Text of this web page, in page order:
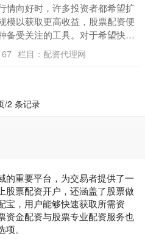
情向好时，许多投资者都希望扩
模以获取更高收益，股票配资便
备受关注的工具。对于希望快速
交易的投资者而言，清晰了解配
程至关重....
67 栏目： 配资代理网
/2 条记录
的重要平台，为交易者提供了一
股票配资开户，还涵盖了股票做
宝，用户能够快速获取所需资
资金配资与股票专业配资服务也
。